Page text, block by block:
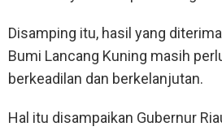
Disamping itu, hasil yang
Bumi Lancang Kuning masih
berkeadilan dan berkelanjutan.
Hal itu disampaikan Gubernur